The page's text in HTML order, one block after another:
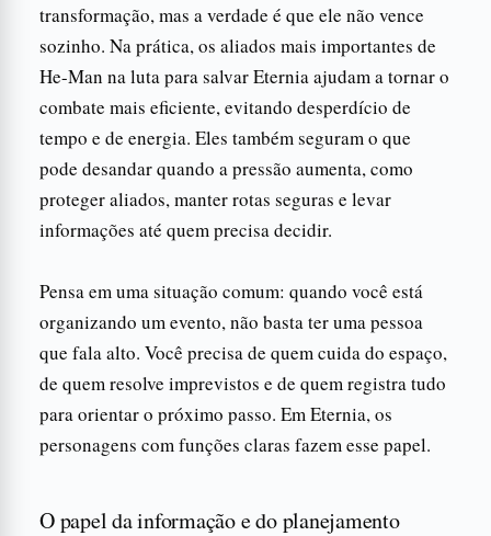
transformação, mas a verdade é que ele não vence
sozinho. Na prática, os aliados mais importantes de
He-Man na luta para salvar Eternia ajudam a tornar o
combate mais eficiente, evitando desperdício de
tempo e de energia. Eles também seguram o que
pode desandar quando a pressão aumenta, como
proteger aliados, manter rotas seguras e levar
informações até quem precisa decidir.
Pensa em uma situação comum: quando você está
organizando um evento, não basta ter uma pessoa
que fala alto. Você precisa de quem cuida do espaço,
de quem resolve imprevistos e de quem registra tudo
para orientar o próximo passo. Em Eternia, os
personagens com funções claras fazem esse papel.
O papel da informação e do planejamento